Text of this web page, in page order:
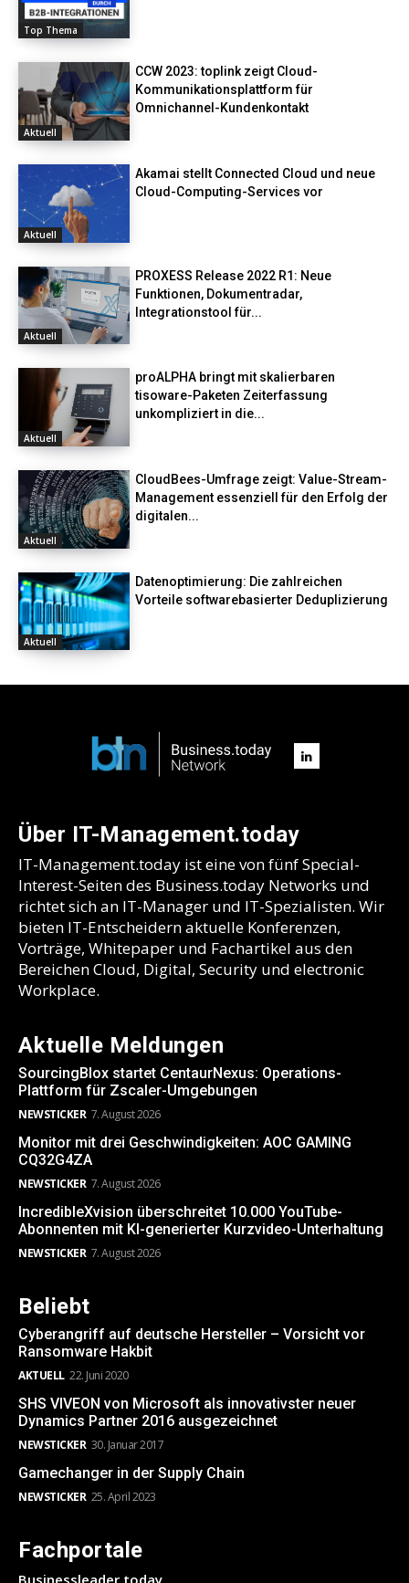
Top Thema
Aktuell
CCW 2023: toplink zeigt Cloud-
Kommunikationsplattform für
Omnichannel-Kundenkontakt
Aktuell
Akamai stellt Connected Cloud und neue
Cloud-Computing-Services vor
Aktuell
PROXESS Release 2022 R1: Neue
Funktionen, Dokumentradar,
Integrationstool für...
Aktuell
proALPHA bringt mit skalierbaren
tisoware-Paketen Zeiterfassung
unkompliziert in die...
Aktuell
CloudBees-Umfrage zeigt: Value-Stream-
Management essenziell für den Erfolg der
digitalen...
Aktuell
Datenoptimierung: Die zahlreichen
Vorteile softwarebasierter Deduplizierung
Über IT-Management.today
IT-Management.today ist eine von fünf Special-
Interest-Seiten des Business.today Networks und
richtet sich an IT-Manager und IT-Spezialisten. Wir
bieten IT-Entscheidern aktuelle Konferenzen,
Vorträge, Whitepaper und Fachartikel aus den
Bereichen Cloud, Digital, Security und electronic
Workplace.
Aktuelle Meldungen
SourcingBlox startet CentaurNexus: Operations-
Plattform für Zscaler-Umgebungen
NEWSTICKER 7. August 2026
Monitor mit drei Geschwindigkeiten: AOC GAMING
CQ32G4ZA
NEWSTICKER 7. August 2026
IncredibleXvision überschreitet 10.000 YouTube-
Abonnenten mit KI-generierter Kurzvideo-Unterhaltung
NEWSTICKER 7. August 2026
Beliebt
Cyberangriff auf deutsche Hersteller – Vorsicht vor
Ransomware Hakbit
AKTUELL 22. Juni 2020
SHS VIVEON von Microsoft als innovativster neuer
Dynamics Partner 2016 ausgezeichnet
NEWSTICKER 30. Januar 2017
Gamechanger in der Supply Chain
NEWSTICKER 25. April 2023
Fachportale